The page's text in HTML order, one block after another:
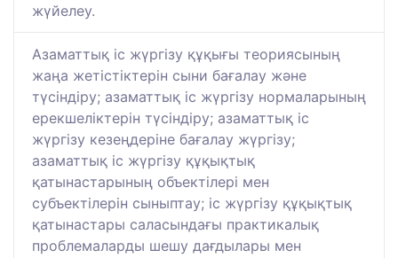
жүйелеу.
Азаматтық іс жүргізу құқығы теориясының
жаңа жетістіктерін сыни бағалау және
түсіндіру; азаматтық іс жүргізу нормаларының
ерекшеліктерін түсіндіру; азаматтық іс
жүргізу кезеңдеріне бағалау жүргізу;
азаматтық іс жүргізу құқықтық
қатынастарының объектілері мен
субъектілерін сыныптау; іс жүргізу құқықтық
қатынастары саласындағы практикалық
проблемаларды шешу дағдылары мен